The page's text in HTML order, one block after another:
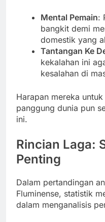
Mental Pemain:
bangkit demi
domestik yang
Tantangan Ke
kekalahan ini
kesalahan di
Harapan mereka
panggung dunia pun
ini.
Rincian Laga:
Penting
Dalam pertandingan
Fluminense, statistik
dalam menganalisis